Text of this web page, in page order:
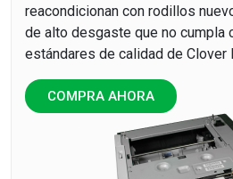
reacondicionan con rodillos
de alto desgaste que no cumpla
estándares de calidad de Clover
COMPRA AHORA